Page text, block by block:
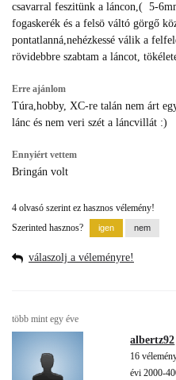
csavarral feszitünk a láncon,( 5-
fogaskerék és a felsö váltó görgő
pontatlanná,nehézkessé válik a
rövidebbre szabtam a láncot,
Erre ajánlom
Túra,hobby, XC-re talán nem árt
lánc és nem veri szét a láncvillát :)
Ennyiért vettem
Bringán volt
4 olvasó szerint ez hasznos vélemény!
Szerinted hasznos?
válaszolj a véleményre!
több mint egy éve
albertz92
16
évi 2000-